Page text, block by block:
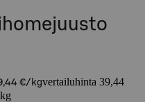
€/kgvertailuhinta 39,44